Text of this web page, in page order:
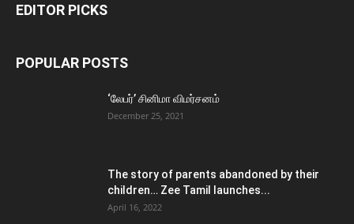
EDITOR PICKS
POPULAR POSTS
‘லேபர்’ சினிமா விமர்சனம்
December 25, 2021
The story of parents abandoned by their
children… Zee Tamil launches...
April 16, 2022